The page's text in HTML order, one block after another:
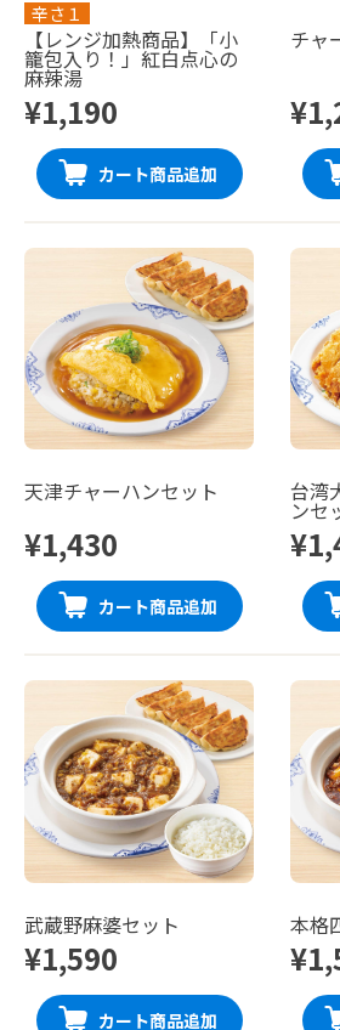
辛さ１
【レンジ加熱商品】「小
籠包入り！」紅白点心の
麻辣湯
¥1,190
カート商品追加
チャ
天津チャーハンセット
¥1,430
カート商品追加
台湾
ンセ
武蔵野麻婆セット
¥1,590
カート商品追加
本格